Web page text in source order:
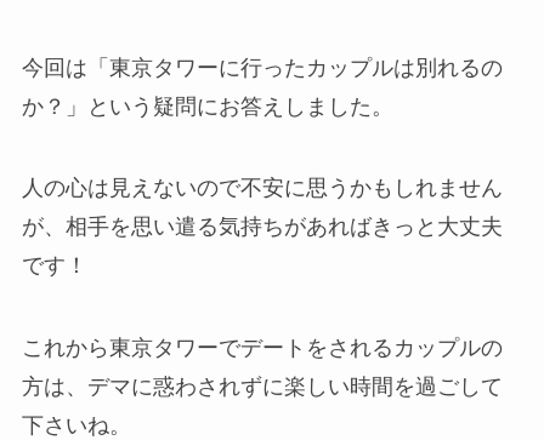
今回は「東京タワーに行ったカップルは別れるの
か？」という疑問にお答えしました。
人の心は見えないので不安に思うかもしれません
が、相手を思い遣る気持ちがあればきっと大丈夫
です！
これから東京タワーでデートをされるカップルの
方は、デマに惑わされずに楽しい時間を過ごして
下さいね。